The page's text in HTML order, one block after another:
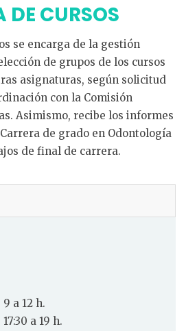
DE CURSOS
se encarga de la gestión
de grupos de los cursos
asignaturas, según solicitud
con la Comisión
Asimismo, recibe los informes
de grado en Odontología
de final de carrera.
a 12 h.
a 19 h.